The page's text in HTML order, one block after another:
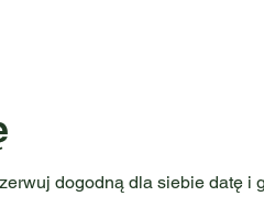
dogodną dla siebie datę i